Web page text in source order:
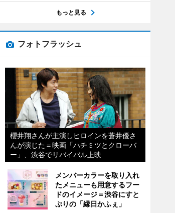
もっと見る
フォトフラッシュ
櫻井翔さんが主演しヒロインを蒼井優さ
んが演じた＝映画「ハチミツとクローバ
ー」、渋谷でリバイバル上映
メンバーカラーを取り入れ
たメニューも用意するフー
ドのイメージ＝渋谷にすと
ぷりの「縁日かふぇ」